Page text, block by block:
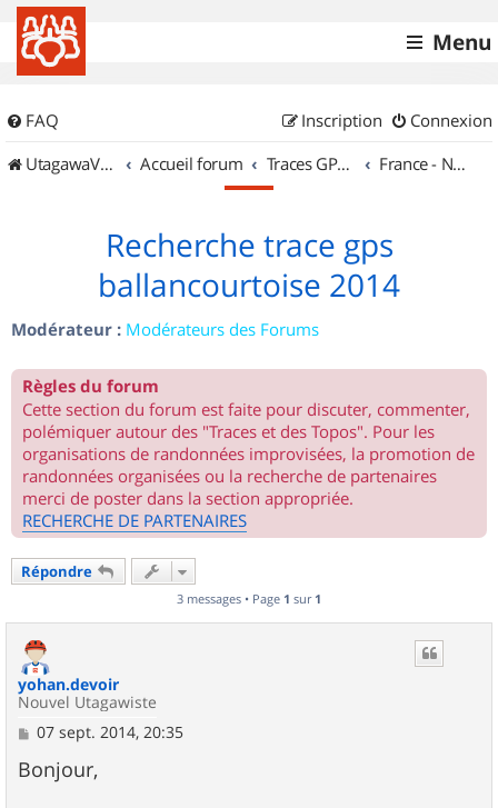
Menu
FAQ Connexion
Inscription
UtagawaVTT (Randos VTT et VTTAE avec traces GPS)
Accueil forum Traces GPS de randos VTT France - Nord Est
Recherche trace gps
ballancourtoise 2014
Modérateur : Modérateurs des Forums
Règles du forum
Cette section du forum est faite pour discuter, commenter,
polémiquer autour des "Traces et des Topos". Pour les
organisations de randonnées improvisées, la promotion de
randonnées organisées ou la recherche de partenaires
merci de poster dans la section appropriée.
RECHERCHE DE PARTENAIRES
Répondre
3 messages • Page 1 sur 1
yohan.devoir
Nouvel Utagawiste
M
s
s
07 sept. 2014, 20:35
Bonjour,